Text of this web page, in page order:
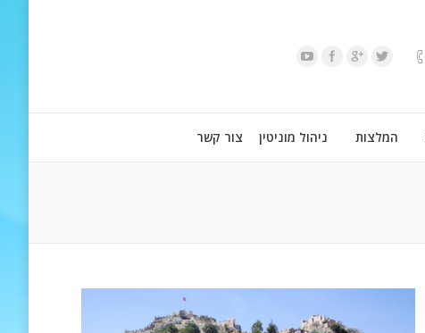
המלצות ניהול מוניטין צור קשר